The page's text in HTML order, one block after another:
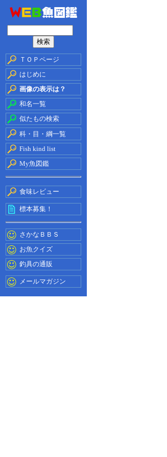
ＴＯＰページ
はじめに
画像の表示は？
和名一覧
似たもの検索
科・目・綱一覧
Fish kind list
My魚図鑑
食味レビュー
標本募集！
さかなＢＢＳ
お魚クイズ
釣具の通販
メールマガジン